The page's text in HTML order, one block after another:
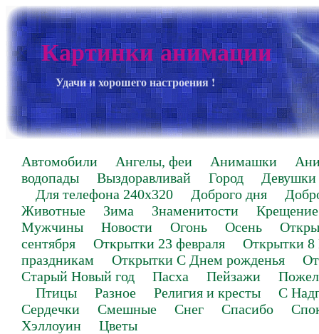
Картинки анимации
Удачи и хорошего настроения !
Автомобили Ангелы, феи Анимашки
водопады
Выздоравливай Город
Девушки
Для телефона 240х320
Доброго дня
Животные
Зима Знаменитости
Крещение
Мужчины
Новости Огонь Осень
сентября
Открытки 23 февраля
Открытки 8
праздникам
Открытки С Днем рожденья
Старый Новый год
Пасха Пейзажи
Птицы
Разное Религия и кресты
С
Сердечки
Смешные Снег Спасибо
Хэллоуин
Цветы